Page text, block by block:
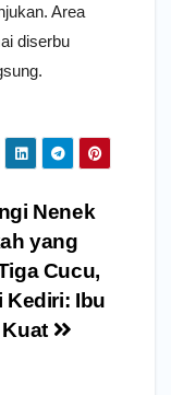
Area
diserbu
Nenek
yang
Cucu,
Kediri: Ibu